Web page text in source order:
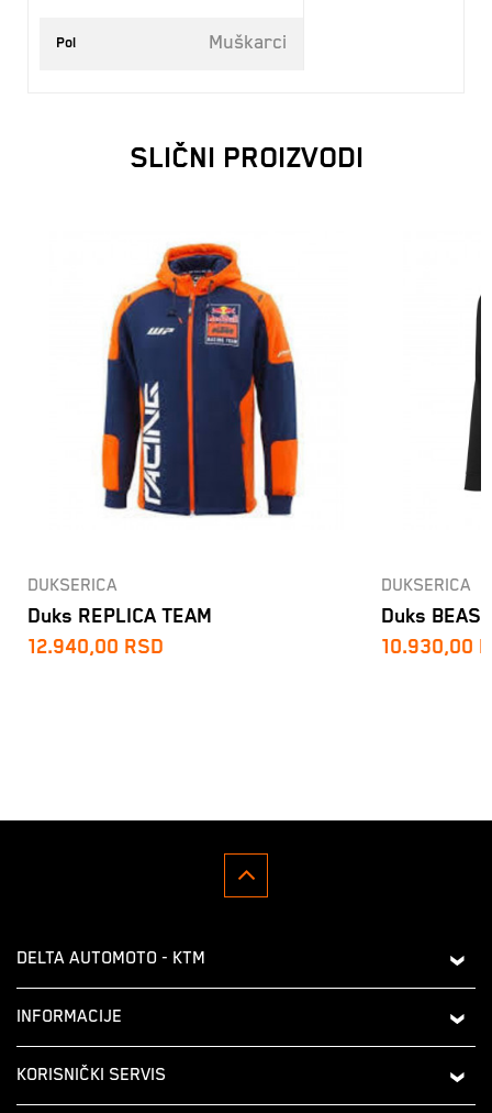
Pol Muškarci
SLIČNI PROIZVODI
DUKSERICA
Duks REPLICA TEAM
12.940,00 RSD
DUKSERICA
Duks BEAST
10.930,00
DELTA AUTOMOTO - KTM
11000 Beograd
Telefon:
011 20 10 998
INFORMACIJE
KORISNIČKI SERVIS